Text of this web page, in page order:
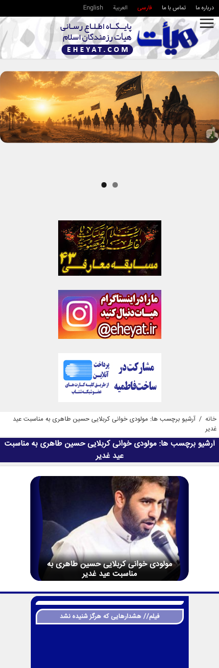
درباره ما تماس با ما فارسی العربية English
خانه / آرشیو برچسب ها: مولودی خوانی کربلایی حسین طاهری به مناسبت عید
غدیر
آرشیو برچسب ها:مولودی خوانی کربلایی حسین طاهری به مناسبت
عید غدیر
مولودی خوانی کربلایی حسین طاهری به
مناسبت عید غدیر
فیلم// هشدارهایی که هرگز شنیده نشد